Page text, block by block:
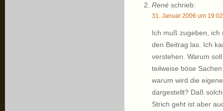
René schrieb:
31. Januar 2006 um
Ich muß zugeben, ich
den Beitrag las. Ich
verstehen. Warum
teilweise böse
warum wird die
dargestellt? Daß
Strich geht ist aber